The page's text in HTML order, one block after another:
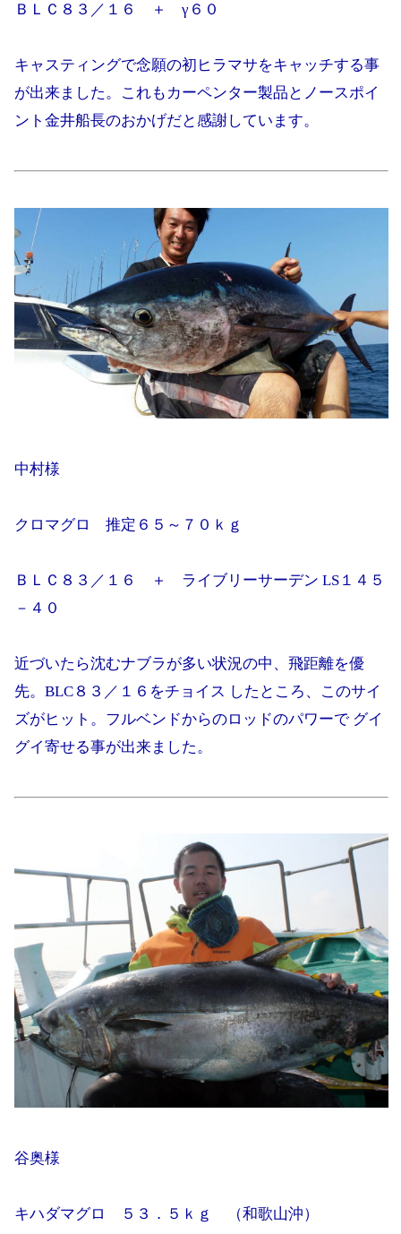
ＢＬＣ８３／１６ ＋ γ６０
キャスティングで念願の初ヒラマサをキャッチする事
が出来ました。これもカーペンター製品とノースポイ
ント金井船長のおかげだと感謝しています。
中村様
クロマグロ 推定６５～７０ｋｇ
ＢＬＣ８３／１６ ＋ ライブリーサーデン LS１４５
－４０
近づいたら沈むナブラが多い状況の中、飛距離を優
先。BLC８３／１６をチョイス したところ、このサイ
ズがヒット。フルベンドからのロッドのパワーで グイ
グイ寄せる事が出来ました。
谷奥様
キハダマグロ ５３．５ｋｇ （和歌山沖）